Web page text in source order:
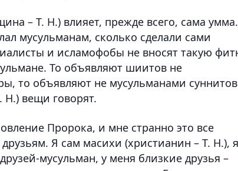
– Т. Н.) влияет, прежде всего, сама умма.
мусульманам, сколько сделали сами
и исламофобы не вносят такую
То объявляют шиитов не
то объявляют не мусульманами суннитов
Н.) вещи говорят.
Пророка, и мне странно это все
Я сам масихи (христианин – Т. Н.), я
мусульман, у меня близкие друзья –